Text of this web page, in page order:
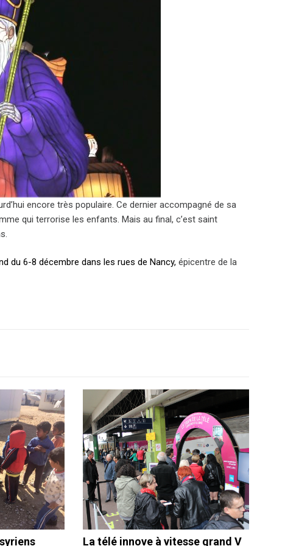
encore très populaire. Ce dernier accompagné de sa
qui terrorise les enfants. Mais au final, c’est saint
du 6-8 décembre dans les rues de Nancy, épicentre de la
La télé innove à vitesse grand V